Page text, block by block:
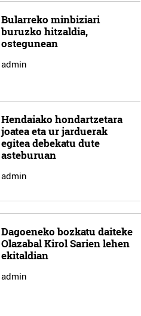
Bularreko minbiziari
buruzko hitzaldia,
ostegunean
admin
Hendaiako hondartzetara
joatea eta ur jarduerak
egitea debekatu dute
asteburuan
admin
Dagoeneko bozkatu daiteke
Olazabal Kirol Sarien lehen
ekitaldian
admin